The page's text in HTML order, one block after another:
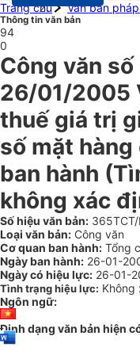
Trang chủ
Văn bản
Thông tin văn bản
94
0
Công văn
26/01/2005
thuế giá trị
số mặt
ban hành
không xác
Số hiệu văn bản:
Loại văn bản: Công văn
Cơ quan ban hành: Tổng
Ngày ban hành: 26-01-
Ngày có hiệu lực: 26-01-
Tình trạng hiệu lực: Không
Ngôn ngữ:
Định dạng văn bản hiện